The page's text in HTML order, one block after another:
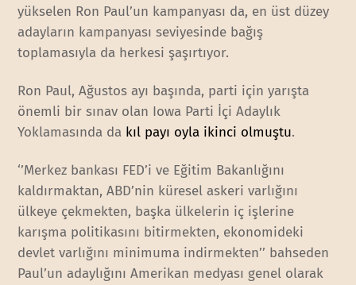
yükselen Ron Paul’un kampanyası da, en üst düzey
adayların kampanyası seviyesinde bağış
toplamasıyla da herkesi şaşırtıyor.
Ron Paul, Ağustos ayı başında, parti için yarışta
önemli bir sınav olan Iowa Parti İçi Adaylık
Yoklamasında da kıl payı oyla ikinci olmuştu.
‘’Merkez bankası FED’i ve Eğitim Bakanlığını
kaldırmaktan, ABD’nin küresel askeri varlığını
ülkeye çekmekten, başka ülkelerin iç işlerine
karışma politikasını bitirmekten, ekonomideki
devlet varlığını minimuma indirmekten’’ bahseden
Paul’un adaylığını Amerikan medyası genel olarak